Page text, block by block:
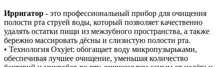
Ирригатор - это профессиональный прибор для очищения
полости рта струей воды, который позволяет качественно
удалять остатки пищи из межзубного пространства, а также
бережно массировать дёсны и слизистую полости рта.
• Технология Oxyjet: обогащает воду микропузырьками,
обеспечивая лучшее очищение, уменьшая количество